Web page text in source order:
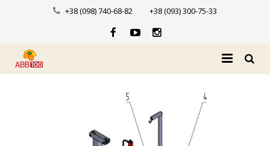
+38 (098) 740-68-82 +38 (093) 300-75-33